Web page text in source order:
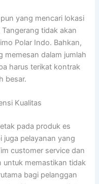
yang mencari lokasi
tidak akan
Polar Indo. Bahkan,
memesan dalam jumlah
harus terikat kontrak
besar.
Kualitas
pada produk es
juga pelayanan yang
customer service dan
untuk memastikan tidak
bagi pelanggan